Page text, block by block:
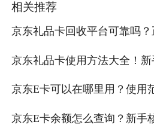
相关推荐
京东礼品卡回收平台可靠吗
京东礼品卡使用方法大全！
京东E卡可以在哪里用？使用
京东E卡余额怎么查询？新手